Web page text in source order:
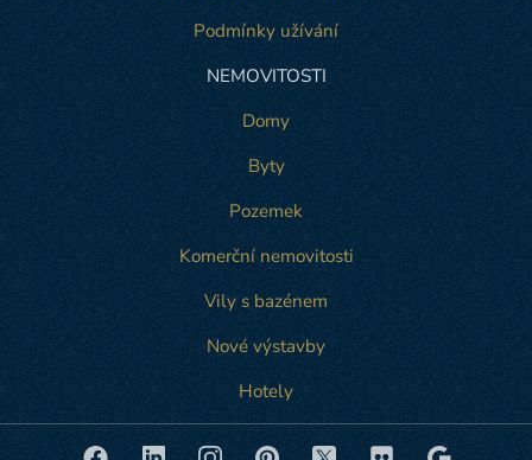
Podmínky užívání
NEMOVITOSTI
Domy
Byty
Pozemek
Komerční nemovitosti
Vily s bazénem
Nové výstavby
Hotely